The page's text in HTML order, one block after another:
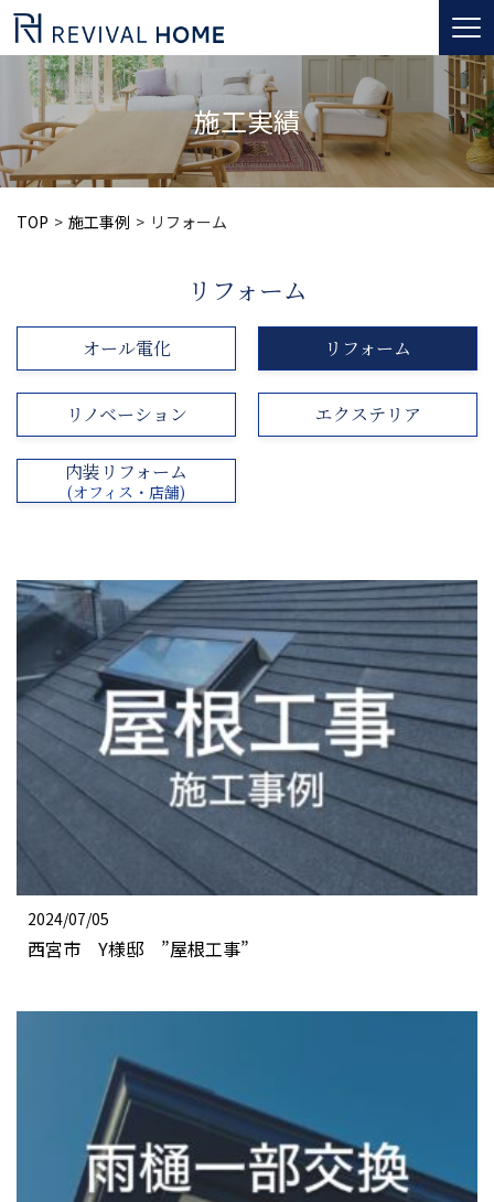
施工実績
TOP 施工事例 リフォーム
リフォーム
オール電化 リフォーム
リノベーション エクステリア
内装リフォーム
(オフィス・店舗)
2024/07/05
西宮市 Y様邸 ”屋根工事”